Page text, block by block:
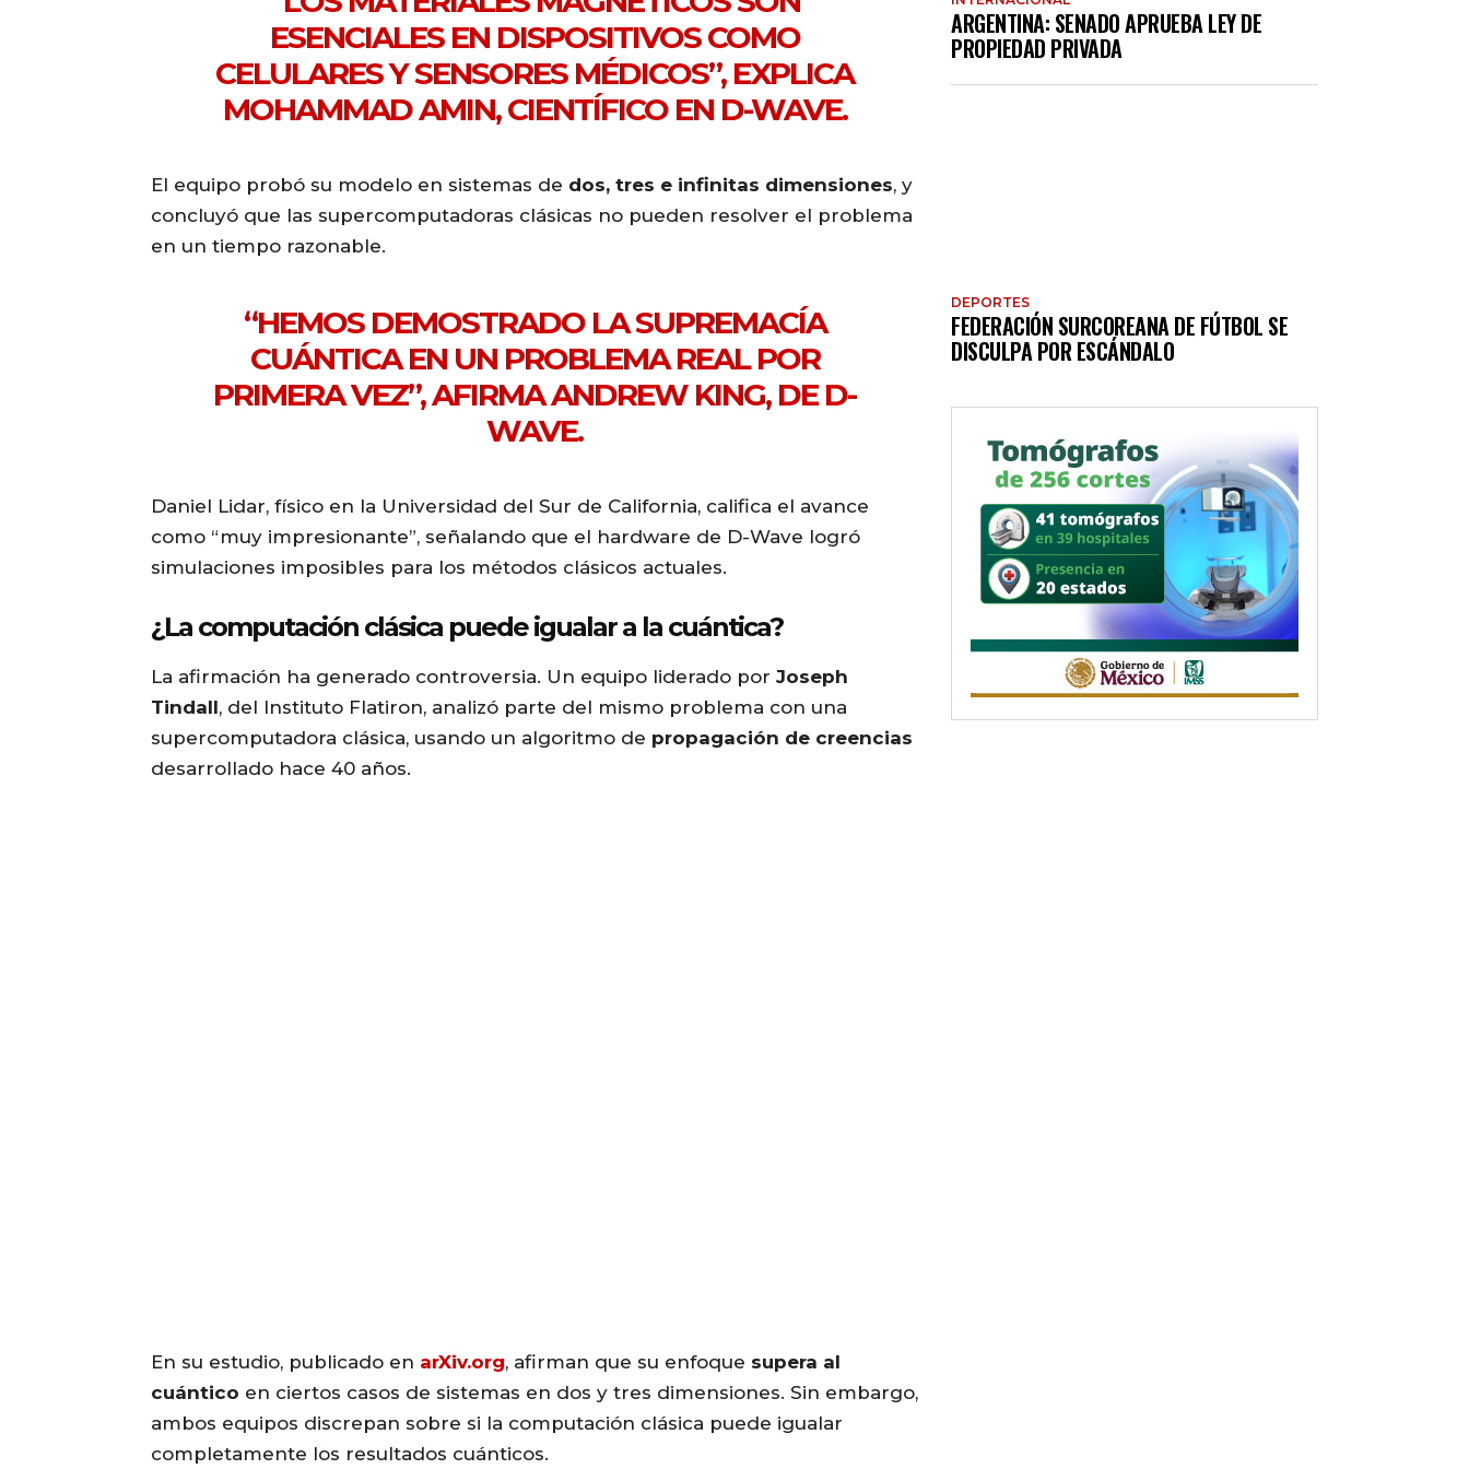
ESENCIALES EN DISPOSITIVOS COMO
CELULARES Y SENSORES MÉDICOS”, EXPLICA
MOHAMMAD AMIN, CIENTÍFICO EN D-WAVE.
El equipo probó su modelo en sistemas de dos, tres e infinitas dimensiones, y
concluyó que las supercomputadoras clásicas no pueden resolver el problema
en un tiempo razonable.
“HEMOS DEMOSTRADO LA SUPREMACÍA
CUÁNTICA EN UN PROBLEMA REAL POR
PRIMERA VEZ”, AFIRMA ANDREW KING, DE D-
WAVE.
Daniel Lidar, físico en la Universidad del Sur de California, califica el avance
como “muy impresionante”, señalando que el hardware de D-Wave logró
simulaciones imposibles para los métodos clásicos actuales.
¿La computación clásica puede igualar a la cuántica?
La afirmación ha generado controversia. Un equipo liderado por Joseph
Tindall, del Instituto Flatiron, analizó parte del mismo problema con una
supercomputadora clásica, usando un algoritmo de propagación de creencias
desarrollado hace 40 años.
En su estudio, publicado en arXiv.org, afirman que su enfoque supera al
cuántico en ciertos casos de sistemas en dos y tres dimensiones. Sin embargo,
ambos equipos discrepan sobre si la computación clásica puede igualar
completamente los resultados cuánticos.
ARGENTINA: SENADO APRUEBA LEY DE
PROPIEDAD PRIVADA
DEPORTES
FEDERACIÓN SURCOREANA DE FÚTBOL SE
DISCULPA POR ESCÁNDALO